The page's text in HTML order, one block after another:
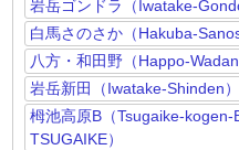
岩岳ゴンドラ（Iwatake-
白馬さのさか（Hakuba-
八方・和田野（Happo-
岩岳新田（Iwatake-Shinden）
栂池高原B（Tsugaike-kogen-
TSUGAIKE）